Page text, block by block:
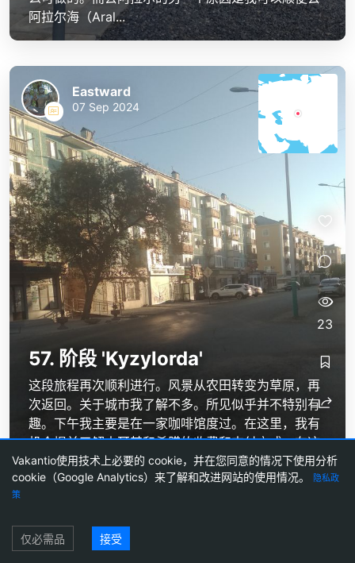
阿拉尔海（Aral...
57. 阶段 'Kyzylorda'
这段旅程再次顺利进行。风景从农田转变为草原，再
次返回。关于城市我了解不多。所见似乎并不特别有
趣。下午我主要是在一家咖啡馆度过。在这里，我有
机会提前了解土耳其和希腊的收费和支付方式。在这
两个国家，摩托车骑士也必须支付过路费。我在附近
的一家餐厅吃了晚餐，味道还不错。我的房间也还可
Eastward
07 Sep 2024
23
Vakantio使用技术上必要的 cookie，并在您同意的情况下使用分析
cookie（Google Analytics）来了解和改进网站的使用情况。
隐私政
策
仅必需品 接受